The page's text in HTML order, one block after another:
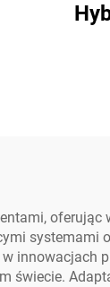
oferując
systemami
innowacjach
świecie.